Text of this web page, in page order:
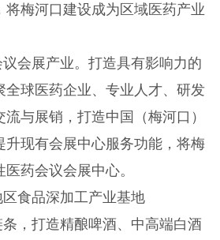
将梅河口建设成为区域医药产业
会展产业。打造具有影响力的
全球医药企业、专业人才、研发
与展销，打造中国（梅河口）
升现有会展中心服务功能，将梅
药会议会展中心。
食品深加工产业基地
，打造精酿啤酒、中高端白酒